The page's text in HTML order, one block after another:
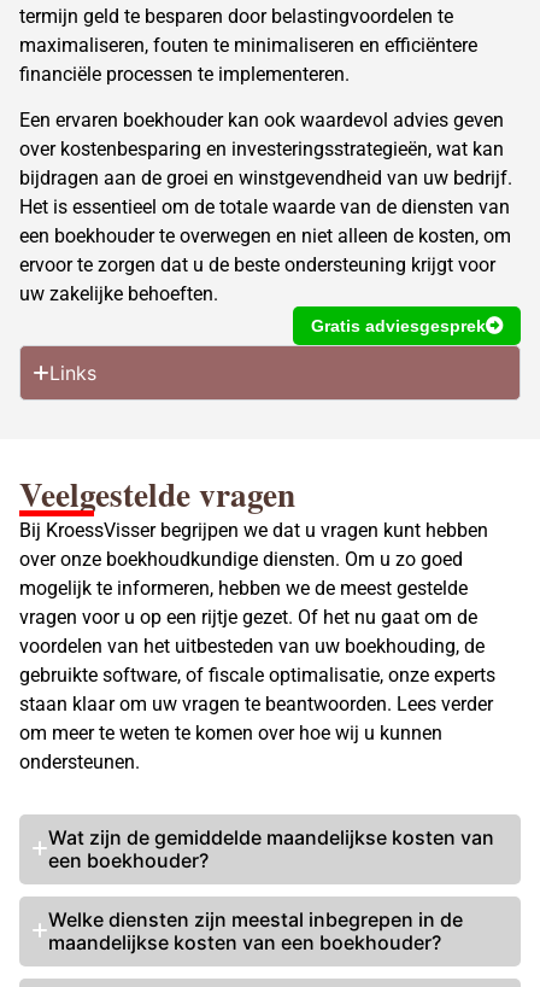
termijn geld te besparen door belastingvoordelen te
maximaliseren, fouten te minimaliseren en efficiëntere
financiële processen te implementeren.
Een ervaren boekhouder kan ook waardevol advies geven
over kostenbesparing en investeringsstrategieën, wat kan
bijdragen aan de groei en winstgevendheid van uw bedrijf.
Het is essentieel om de totale waarde van de diensten van
een boekhouder te overwegen en niet alleen de kosten, om
ervoor te zorgen dat u de beste ondersteuning krijgt voor
uw zakelijke behoeften.
Gratis adviesgesprek
Links
Veelgestelde vragen
Bij KroessVisser begrijpen we dat u vragen kunt hebben
over onze boekhoudkundige diensten. Om u zo goed
mogelijk te informeren, hebben we de meest gestelde
vragen voor u op een rijtje gezet. Of het nu gaat om de
voordelen van het uitbesteden van uw boekhouding, de
gebruikte software, of fiscale optimalisatie, onze experts
staan klaar om uw vragen te beantwoorden. Lees verder
om meer te weten te komen over hoe wij u kunnen
ondersteunen.
Wat zijn de gemiddelde maandelijkse kosten van
een boekhouder?
Welke diensten zijn meestal inbegrepen in de
maandelijkse kosten van een boekhouder?